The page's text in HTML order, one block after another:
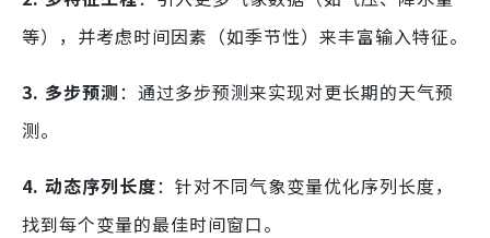
等），并考虑时间因素（如季节性）来丰富输入特征。
3. 多步预测：通过多步预测来实现对更长期的天气预
测。
4. 动态序列长度：针对不同气象变量优化序列长度，
找到每个变量的最佳时间窗口。